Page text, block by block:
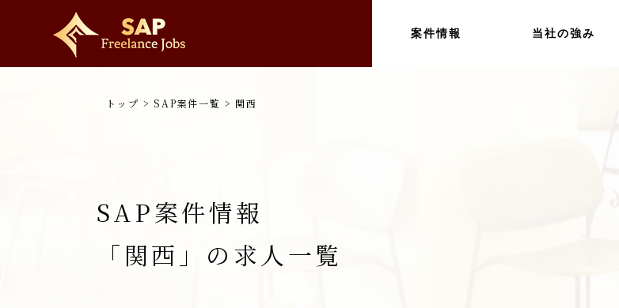
案件情報 当社の強み
トップ >SAP案件一覧 > 関西
SAP案件情報
「関西」の求人一覧